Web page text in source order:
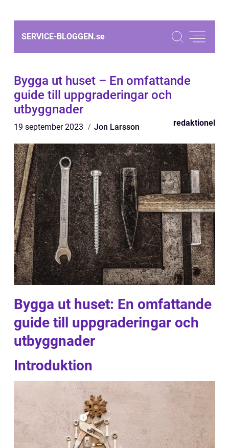
SERVICE-BLOGGEN.se
Bygga ut huset – En omfattande
guide till uppgraderingar och
utbyggnader
19 september 2023 Jon Larsson redaktionel
Bygga ut huset: En omfattande
guide till uppgraderingar och
utbyggnader
Introduktion